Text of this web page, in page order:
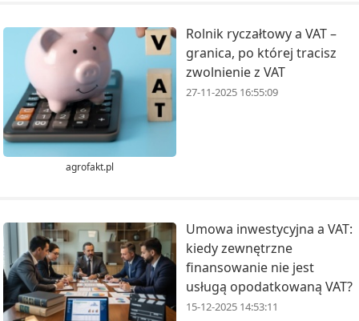
agrofakt.pl
Rolnik ryczałtowy a VAT –
granica, po której tracisz
zwolnienie z VAT
27-11-2025 16:55:09
Umowa inwestycyjna a VAT:
kiedy zewnętrzne
finansowanie nie jest
usługą opodatkowaną VAT?
15-12-2025 14:53:11